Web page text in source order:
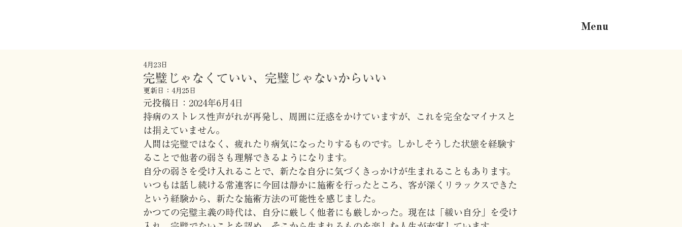
Menu
完璧じゃなくていい、完璧じゃないからいい
4月23日
更新日： 4月25日
元投稿日：2024年6月4日
持病のストレス性声がれが再発し、周囲に迂惑をかけていますが、これを完全なマイナスと
は捐えていません。
人間は完璧ではなく、疲れたり病気になったりするものです。しかしそうした状態を経験す
ることで他者の弱さも理解できるようになります。
自分の弱さを受け入れることで、新たな自分に気づくきっかけが生まれることもあります。
いつもは話し続ける常連客に今回は静かに施術を行ったところ、客が深くリラックスできた
という経験から、新たな施術方法の可能性を感じました。
かつての完璧主義の時代は、自分に厳しく他者にも厳しかった。現在は「緩い自分」を受け